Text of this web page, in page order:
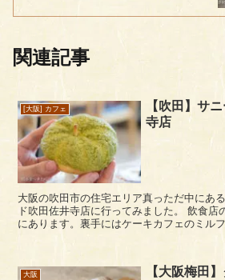
関連記事
[大阪] カフェ
【吹田】サ
寺店
大阪の吹田市の住宅エリア真っただ中にあ
ド吹田佐井寺店に行ってみました。 飲食店
にあります。裏手にはケーキカフェのミル
大阪
【大阪梅田